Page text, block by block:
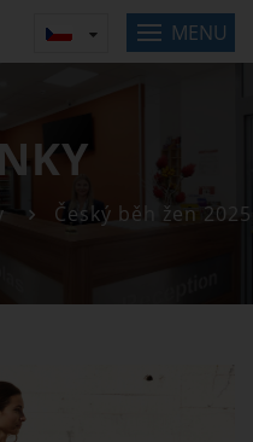
MENU
Český běh žen 2025